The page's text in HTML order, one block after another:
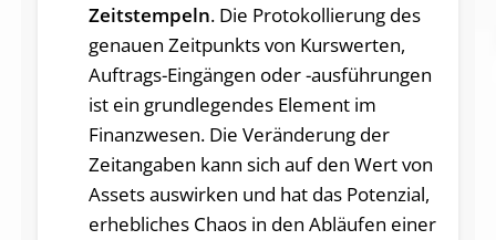
Zeitstempeln. Die Protokollierung des
genauen Zeitpunkts von Kurswerten,
Auftrags-Eingängen oder -ausführungen
ist ein grundlegendes Element im
Finanzwesen. Die Veränderung der
Zeitangaben kann sich auf den Wert von
Assets auswirken und hat das Potenzial,
erhebliches Chaos in den Abläufen einer